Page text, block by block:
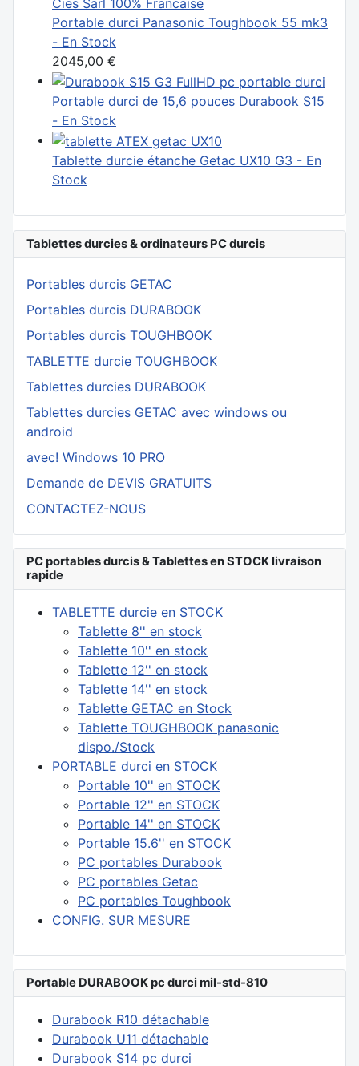
Tablettes durcies & ordinateurs PC durcis
Portables durcis GETAC
Portables durcis DURABOOK
Portables durcis TOUGHBOOK
TABLETTE durcie TOUGHBOOK
Tablettes durcies DURABOOK
Tablettes durcies GETAC avec windows ou
android
avec! Windows 10 PRO
Demande de DEVIS GRATUITS
CONTACTEZ-NOUS
PC portables durcis & Tablettes en STOCK livraison
rapide
TABLETTE durcie en STOCK
Tablette 8'' en stock
Tablette 10'' en stock
Tablette 12'' en stock
Tablette 14'' en stock
Tablette GETAC en Stock
Tablette TOUGHBOOK panasonic
dispo./Stock
PORTABLE durci en STOCK
Portable 10'' en STOCK
Portable 12'' en STOCK
Portable 14'' en STOCK
Portable 15.6'' en STOCK
PC portables Durabook
PC portables Getac
PC portables Toughbook
CONFIG. SUR MESURE
Portable DURABOOK pc durci mil-std-810
Durabook R10 détachable
Durabook U11 détachable
Durabook S14 pc durci
Portable durci Panasonic Toughbook 55 mk3
- En Stock
2045,00 €
Portable durci de 15,6 pouces Durabook S15
- En Stock
Tablette durcie étanche Getac UX10 G3 - En
Stock